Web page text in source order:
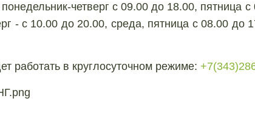
четверг с 09.00 до 18.00, пятница с
- с 10.00 до 20.00, среда, пятница с 08.00 до
работать в круглосуточном режиме: